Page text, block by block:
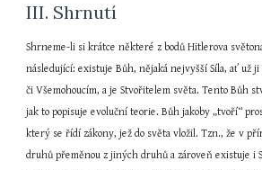
III. Shrnutí
Shrneme-li si krátce některé z bodů Hitlerova
následující: existuje Bůh, nějaká nejvyšší Síla, ať už
či Všemohoucím, a je Stvořitelem světa. Tento Bůh
jak to popisuje evoluční teorie. Bůh jakoby „tvoří“
který se řídí zákony, jež do světa vložil. Tzn., že v
druhů přeměnou z jiných druhů a zároveň existuje i